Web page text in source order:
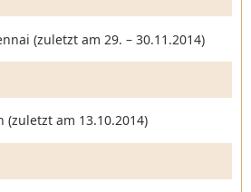
(zuletzt am 29. – 30.11.2014)
(zuletzt am 13.10.2014)